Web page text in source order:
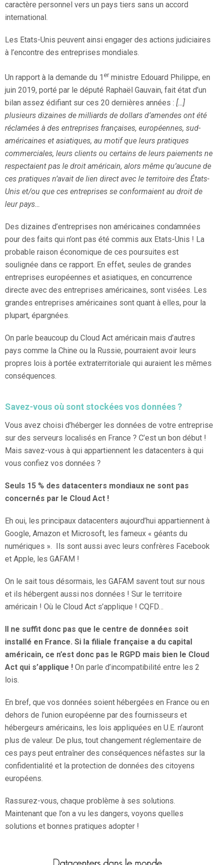
caractère personnel vers un pays tiers sans un accord
international.
Les Etats-Unis peuvent ainsi engager des actions judiciaires
à l’encontre des entreprises mondiales.
Un rapport à la demande du 1 er ministre Edouard Philippe, en
juin 2019, porté par le député Raphaël Gauvain, fait état d’un
bilan assez édifiant sur ces 20 dernières années : […]
plusieurs dizaines de milliards de dollars d’amendes ont été
réclamées à des entreprises françaises, européennes, sud-
américaines et asiatiques, au motif que leurs pratiques
commerciales, leurs clients ou certains de leurs paiements ne
respectaient pas le droit américain, alors même qu’aucune de
ces pratiques n’avait de lien direct avec le territoire des États-
Unis et/ou que ces entreprises se conformaient au droit de
leur pays…
Des dizaines d’entreprises non américaines condamnées
pour des faits qui n’ont pas été commis aux Etats-Unis ! La
probable raison économique de ces poursuites est
soulignée dans ce rapport. En effet, seules de grandes
entreprises européennes et asiatiques, en concurrence
directe avec des entreprises américaines, sont visées. Les
grandes entreprises américaines sont quant à elles, pour la
plupart, épargnées.
On parle beaucoup du Cloud Act américain mais d’autres
pays comme la Chine ou la Russie, pourraient avoir leurs
propres lois à portée extraterritoriale qui auraient les mêmes
conséquences.
Savez-vous où sont stockées vos données ?
Vous avez choisi d’héberger les données de votre entreprise
sur des serveurs localisés en France ? C’est un bon début !
Mais savez-vous à qui appartiennent les datacenters à qui
vous confiez vos données ?
Seuls 15 % des datacenters mondiaux ne sont pas
concernés par le Cloud Act !
Eh oui, les principaux datacenters aujourd’hui appartiennent à
Google, Amazon et Microsoft, les fameux « géants du
numériques ». Ils sont aussi avec leurs confrères Facebook
et Apple, les GAFAM !
On le sait tous désormais, les GAFAM savent tout sur nous
et ils hébergent aussi nos données ! Sur le territoire
américain ! Où le Cloud Act s’applique ! CQFD…
Il ne suffit donc pas que le centre de données soit
installé en France. Si la filiale française a du capital
américain, ce n’est donc pas le RGPD mais bien le Cloud
Act qui s’applique ! On parle d’incompatibilité entre les 2
lois.
En bref, que vos données soient hébergées en France ou en
dehors de l’union européenne par des fournisseurs et
hébergeurs américains, les lois appliquées en U.E. n’auront
plus de valeur. De plus, tout changement réglementaire de
ces pays peut entraîner des conséquences néfastes sur la
confidentialité et la protection de données des citoyens
européens.
Rassurez-vous, chaque problème à ses solutions.
Maintenant que l’on a vu les dangers, voyons quelles
solutions et bonnes pratiques adopter !